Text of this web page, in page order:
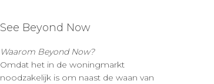
See Beyond Now
Waarom Beyond Now?
Omdat het in de woningmarkt
noodzakelijk is om naast de waan van